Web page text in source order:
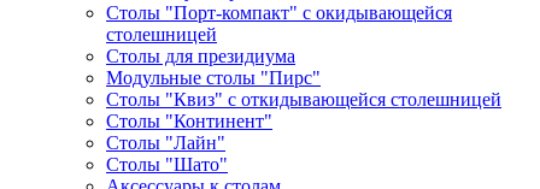
Столы "Порт-компакт" с окидывающейся
столешницей
Столы для президиума
Модульные столы "Пирс"
Столы "Квиз" с откидывающейся столешницей
Столы "Континент"
Столы "Лайн"
Столы "Шато"